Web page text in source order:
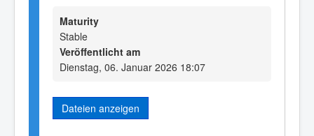
Maturity
Stable
Veröffentlicht am
Dienstag, 06. Januar 2026 18:07
Dateien anzeigen